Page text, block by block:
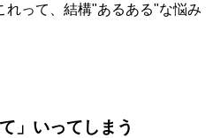
れって、結構"あるある"な悩み
」いってしまう